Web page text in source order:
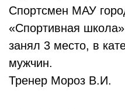
Спортсмен МАУ
«Спортивная
занял 3 место, в
мужчин.
Тренер Мороз В.И.